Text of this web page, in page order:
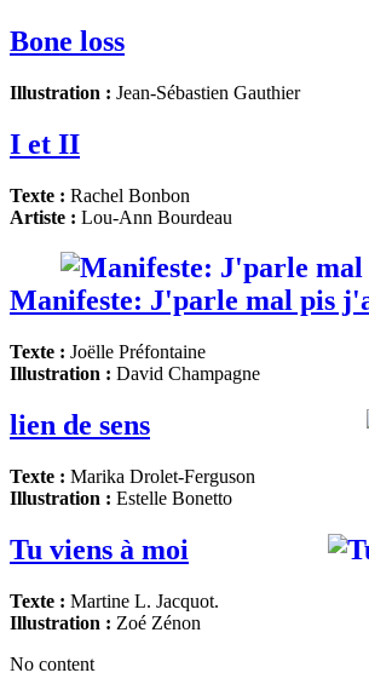
Bone loss
Illustration : Jean-Sébastien Gauthier
I et II
Texte : Rachel Bonbon
Artiste : Lou-Ann Bourdeau
Manifeste: J'parle mal pis
Texte : Joëlle Préfontaine
Illustration : David Champagne
lien de sens
Texte : Marika Drolet-Ferguson
Illustration : Estelle Bonetto
Tu viens à moi
Texte : Martine L. Jacquot.
Illustration : Zoé Zénon
No content